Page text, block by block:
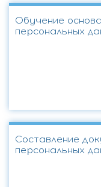
Обучение
персональных
Составление
персональных